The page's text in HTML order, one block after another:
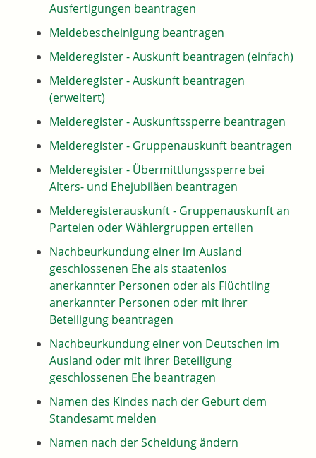
Ausfertigungen beantragen
Meldebescheinigung beantragen
Melderegister - Auskunft beantragen (einfach)
Melderegister - Auskunft beantragen
(erweitert)
Melderegister - Auskunftssperre beantragen
Melderegister - Gruppenauskunft beantragen
Melderegister - Übermittlungssperre bei
Alters- und Ehejubiläen beantragen
Melderegisterauskunft - Gruppenauskunft an
Parteien oder Wählergruppen erteilen
Nachbeurkundung einer im Ausland
geschlossenen Ehe als staatenlos
anerkannter Personen oder als Flüchtling
anerkannter Personen oder mit ihrer
Beteiligung beantragen
Nachbeurkundung einer von Deutschen im
Ausland oder mit ihrer Beteiligung
geschlossenen Ehe beantragen
Namen des Kindes nach der Geburt dem
Standesamt melden
Namen nach der Scheidung ändern